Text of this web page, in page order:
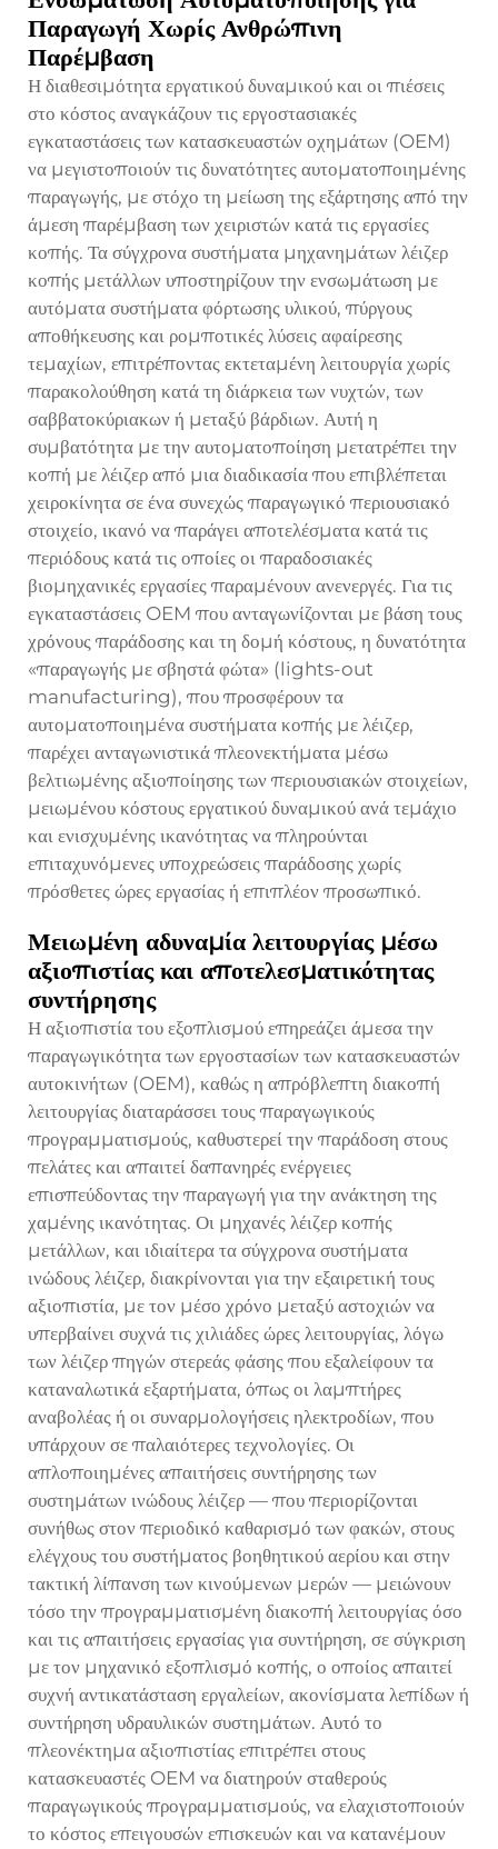
Παραγωγή Χωρίς Ανθρώπινη
Παρέμβαση
Η διαθεσιμότητα εργατικού δυναμικού και οι πιέσεις
στο κόστος αναγκάζουν τις εργοστασιακές
εγκαταστάσεις των κατασκευαστών οχημάτων (OEM)
να μεγιστοποιούν τις δυνατότητες αυτοματοποιημένης
παραγωγής, με στόχο τη μείωση της εξάρτησης από την
άμεση παρέμβαση των χειριστών κατά τις εργασίες
κοπής. Τα σύγχρονα συστήματα μηχανημάτων λέιζερ
κοπής μετάλλων υποστηρίζουν την ενσωμάτωση με
αυτόματα συστήματα φόρτωσης υλικού, πύργους
αποθήκευσης και ρομποτικές λύσεις αφαίρεσης
τεμαχίων, επιτρέποντας εκτεταμένη λειτουργία χωρίς
παρακολούθηση κατά τη διάρκεια των νυχτών, των
σαββατοκύριακων ή μεταξύ βάρδιων. Αυτή η
συμβατότητα με την αυτοματοποίηση μετατρέπει την
κοπή με λέιζερ από μια διαδικασία που επιβλέπεται
χειροκίνητα σε ένα συνεχώς παραγωγικό περιουσιακό
στοιχείο, ικανό να παράγει αποτελέσματα κατά τις
περιόδους κατά τις οποίες οι παραδοσιακές
βιομηχανικές εργασίες παραμένουν ανενεργές. Για τις
εγκαταστάσεις OEM που ανταγωνίζονται με βάση τους
χρόνους παράδοσης και τη δομή κόστους, η δυνατότητα
«παραγωγής με σβηστά φώτα» (lights-out
manufacturing), που προσφέρουν τα
αυτοματοποιημένα συστήματα κοπής με λέιζερ,
παρέχει ανταγωνιστικά πλεονεκτήματα μέσω
βελτιωμένης αξιοποίησης των περιουσιακών στοιχείων,
μειωμένου κόστους εργατικού δυναμικού ανά τεμάχιο
και ενισχυμένης ικανότητας να πληρούνται
επιταχυνόμενες υποχρεώσεις παράδοσης χωρίς
πρόσθετες ώρες εργασίας ή επιπλέον προσωπικό.
Μειωμένη αδυναμία λειτουργίας μέσω
αξιοπιστίας και αποτελεσματικότητας
συντήρησης
Η αξιοπιστία του εξοπλισμού επηρεάζει άμεσα την
παραγωγικότητα των εργοστασίων των κατασκευαστών
αυτοκινήτων (OEM), καθώς η απρόβλεπτη διακοπή
λειτουργίας διαταράσσει τους παραγωγικούς
προγραμματισμούς, καθυστερεί την παράδοση στους
πελάτες και απαιτεί δαπανηρές ενέργειες
επισπεύδοντας την παραγωγή για την ανάκτηση της
χαμένης ικανότητας. Οι μηχανές λέιζερ κοπής
μετάλλων, και ιδιαίτερα τα σύγχρονα συστήματα
ινώδους λέιζερ, διακρίνονται για την εξαιρετική τους
αξιοπιστία, με τον μέσο χρόνο μεταξύ αστοχιών να
υπερβαίνει συχνά τις χιλιάδες ώρες λειτουργίας, λόγω
των λέιζερ πηγών στερεάς φάσης που εξαλείφουν τα
καταναλωτικά εξαρτήματα, όπως οι λαμπτήρες
αναβολέας ή οι συναρμολογήσεις ηλεκτροδίων, που
υπάρχουν σε παλαιότερες τεχνολογίες. Οι
απλοποιημένες απαιτήσεις συντήρησης των
συστημάτων ινώδους λέιζερ — που περιορίζονται
συνήθως στον περιοδικό καθαρισμό των φακών, στους
ελέγχους του συστήματος βοηθητικού αερίου και στην
τακτική λίπανση των κινούμενων μερών — μειώνουν
τόσο την προγραμματισμένη διακοπή λειτουργίας όσο
και τις απαιτήσεις εργασίας για συντήρηση, σε σύγκριση
με τον μηχανικό εξοπλισμό κοπής, ο οποίος απαιτεί
συχνή αντικατάσταση εργαλείων, ακονίσματα λεπίδων ή
συντήρηση υδραυλικών συστημάτων. Αυτό το
πλεονέκτημα αξιοπιστίας επιτρέπει στους
κατασκευαστές OEM να διατηρούν σταθερούς
παραγωγικούς προγραμματισμούς, να ελαχιστοποιούν
το κόστος επειγουσών επισκευών και να κατανέμουν